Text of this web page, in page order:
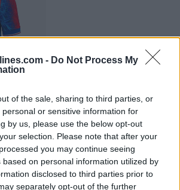
- Do Not Process My
of the sale, sharing to third parties, or
or sensitive information for
by us, please use the below opt-out
selection. Please note that after your
you may continue seeing
based on personal information utilized by
disclosed to third parties prior to
separately opt-out of the further